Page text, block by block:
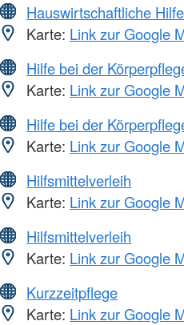
Hauswirtschaftliche
Karte: Link zur Google
Hilfe bei der
Karte: Link zur Google
Hilfe bei der
Karte: Link zur Google
Hilfsmittelverleih
Karte: Link zur Google
Hilfsmittelverleih
Karte: Link zur Google
Kurzzeitpflege
Karte: Link zur Google